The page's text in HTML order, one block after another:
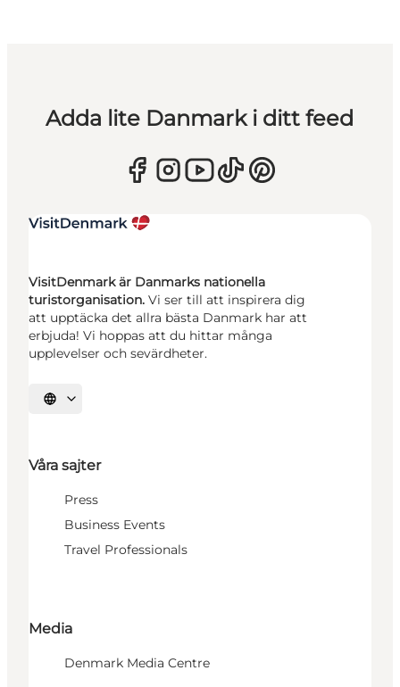
Adda lite Danmark i ditt feed
VisitDenmark är Danmarks nationella
turistorganisation. Vi ser till att inspirera dig
att upptäcka det allra bästa Danmark har att
erbjuda! Vi hoppas att du hittar många
upplevelser och sevärdheter.
Välj språk
Våra sajter
Press
Business Events
Travel Professionals
Media
Denmark Media Centre